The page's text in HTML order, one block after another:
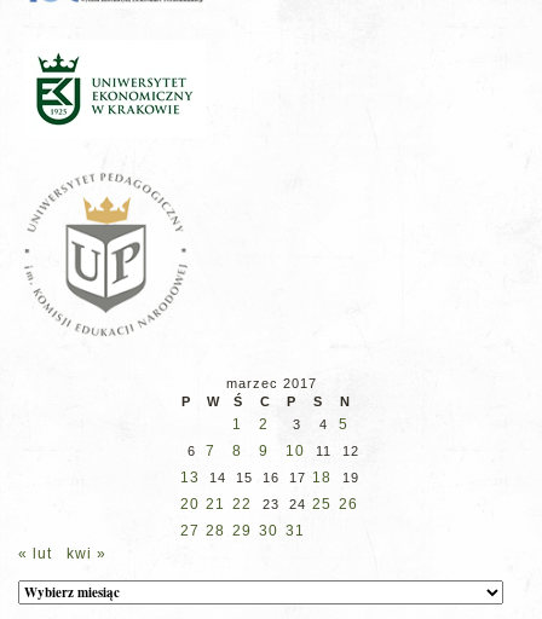
marzec 2017
P
W Ś C P S N
1 2 3 4 5
6 7 8 9 10 11 12
13 14 15 16 17 18 19
20 21 22 23 24 25 26
27 28 29 30 31
« lut
kwi »
Archiwum